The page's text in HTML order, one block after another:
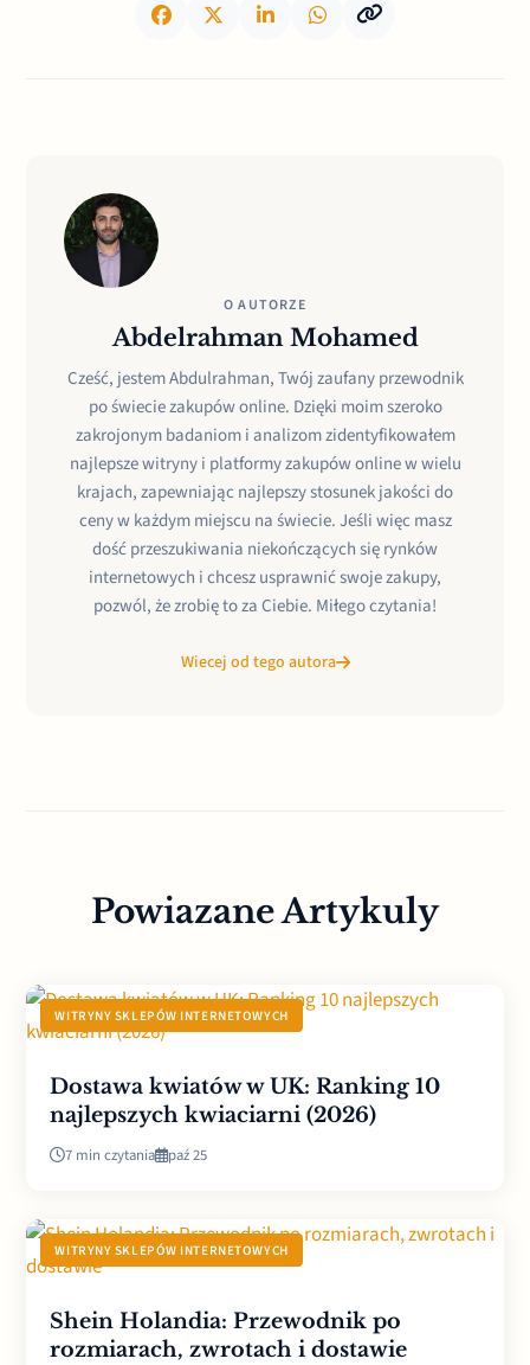
O AUTORZE
Abdelrahman Mohamed
Cześć, jestem Abdulrahman, Twój zaufany przewodnik
po świecie zakupów online. Dzięki moim szeroko
zakrojonym badaniom i analizom zidentyfikowałem
najlepsze witryny i platformy zakupów online w wielu
krajach, zapewniając najlepszy stosunek jakości do
ceny w każdym miejscu na świecie. Jeśli więc masz
dość przeszukiwania niekończących się rynków
internetowych i chcesz usprawnić swoje zakupy,
pozwól, że zrobię to za Ciebie. Miłego czytania!
Wiecej od tego autora
Powiazane Artykuly
WITRYNY SKLEPÓW INTERNETOWYCH
Dostawa kwiatów w UK: Ranking 10
najlepszych kwiaciarni (2026)
7 min czytania paź 25
WITRYNY SKLEPÓW INTERNETOWYCH
Shein Holandia: Przewodnik po
rozmiarach, zwrotach i dostawie